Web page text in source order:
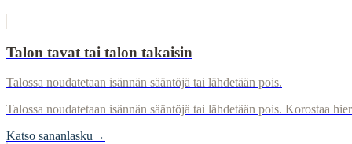
Talon tavat tai talon takaisin
Talossa noudatetaan isännän sääntöjä tai lähdetään pois.
Talossa noudatetaan isännän sääntöjä tai lähdetään pois. Korostaa
Katso sananlasku →